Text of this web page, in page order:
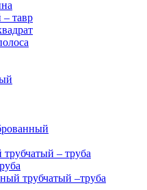
тавр
– труба
трубчатый –труба